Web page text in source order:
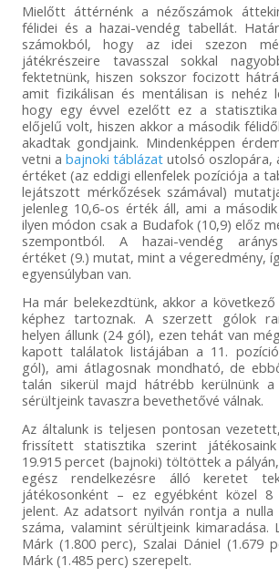
Mielőtt áttérnénk a nézőszámok
félidei és a hazai-vendég tabellát.
számokból, hogy az idei szezon
játékrészeire tavasszal sokkal
fektetnünk, hiszen sokszor focizott
amit fizikálisan és mentálisan is nehéz
hogy egy évvel ezelőtt ez a statisztika
előjelű volt, hiszen akkor a második
akadtak gondjaink. Mindenképpen
vetni a bajnoki táblázat utolsó oszlopára,
értéket (az eddigi ellenfelek pozíciója a
lejátszott mérkőzések számával)
jelenleg 10,6-os érték áll, ami a
ilyen módon csak a Budafok (10,9) előz
szempontból. A hazai-vendég
értéket (9.) mutat, mint a végeredmény,
egyensúlyban van.
Ha már belekezdtünk, akkor a
képhez tartoznak. A szerzett gólok
helyen állunk (24 gól), ezen tehát van
kapott találatok listájában a 11.
gól), ami átlagosnak mondható, de
talán sikerül majd hátrébb kerülnünk a
sérültjeink tavaszra bevethetővé válnak.
Az általunk is teljesen pontosan
frissített statisztika szerint
19.915 percet (bajnoki) töltöttek a
egész rendelkezésre álló keretet
játékosonként – ez egyébként közel
jelent. Az adatsort nyilván rontja a
száma, valamint sérültjeink kimaradása.
Márk (1.800 perc), Szalai Dániel (1.679
Márk (1.485 perc) szerepelt.